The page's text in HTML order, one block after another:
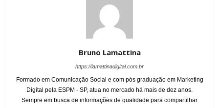
Bruno Lamattina
https://lamattinadigital.com.br
Formado em Comunicação Social e com pós graduação em Marketing
Digital pela ESPM - SP, atua no mercado há mais de dez anos.
Sempre em busca de informações de qualidade para compartilhar